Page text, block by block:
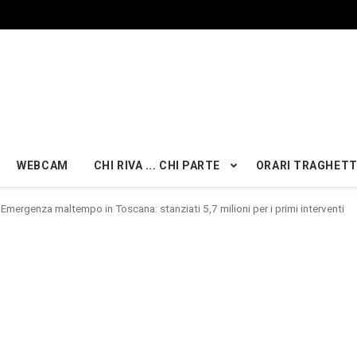
WEBCAM CHI RIVA ... CHI PARTE ORARI TRAGHETTI
Emergenza maltempo in Toscana: stanziati 5,7 milioni per i primi interventi